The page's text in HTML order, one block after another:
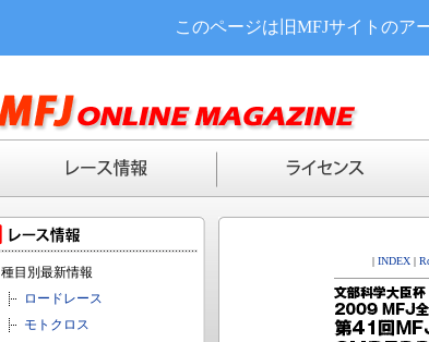
このページは旧MFJサイトのア
種目別最新情報
ロードレース
モトクロス
| INDEX |